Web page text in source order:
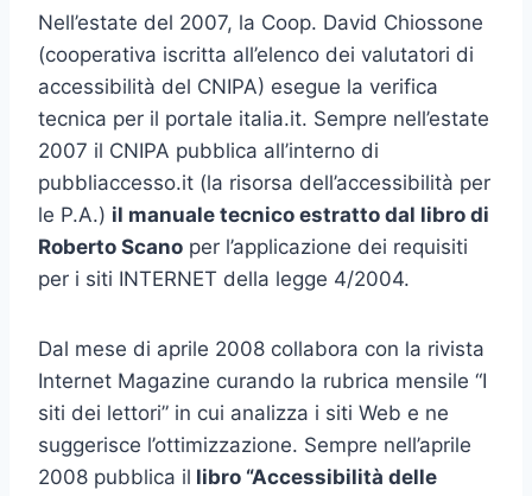
Nell’estate del 2007, la Coop. David Chiossone
(cooperativa iscritta all’elenco dei valutatori di
accessibilità del CNIPA) esegue la verifica
tecnica per il portale italia.it. Sempre nell’estate
2007 il CNIPA pubblica all’interno di
pubbliaccesso.it (la risorsa dell’accessibilità per
le P.A.) il manuale tecnico estratto dal libro di
Roberto Scano per l’applicazione dei requisiti
per i siti INTERNET della legge 4/2004.
Dal mese di aprile 2008 collabora con la rivista
Internet Magazine curando la rubrica mensile “I
siti dei lettori” in cui analizza i siti Web e ne
suggerisce l’ottimizzazione. Sempre nell’aprile
2008 pubblica il libro “Accessibilità delle